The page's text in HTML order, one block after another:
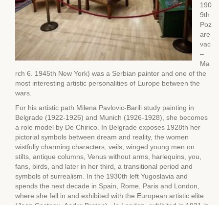
190
9th
Poz
are
vac
–
Ma
rch 6. 1945th New York) was a Serbian painter and one of the
most interesting artistic personalities of Europe between the
wars.
For his artistic path Milena Pavlovic-Barili study painting in
Belgrade (1922-1926) and Munich (1926-1928), she becomes
a role model by De Chirico. In Belgrade exposes 1928th her
pictorial symbols between dream and reality, the women
wistfully charming characters, veils, winged young men on
stilts, antique columns, Venus without arms, harlequins, you,
fans, birds, and later in her third, a transitional period and
symbols of surrealism. In the 1930th left Yugoslavia and
spends the next decade in Spain, Rome, Paris and London,
where she fell in and exhibited with the European artistic elite